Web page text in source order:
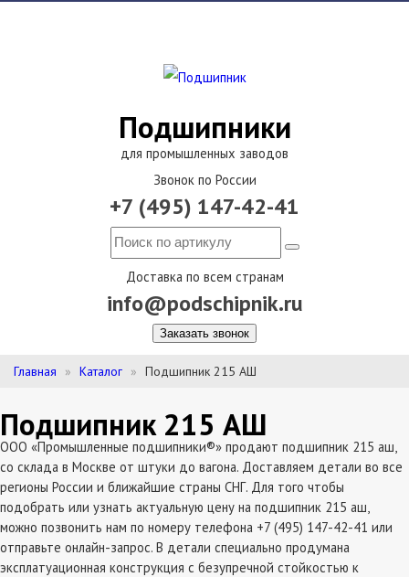
Подшипники
для промышленных заводов
Звонок по России
+7 (495) 147-42-41
Доставка по всем странам
info@podschipnik.ru
Заказать звонок
Главная Каталог Подшипник 215 АШ
Подшипник 215 АШ
ООО «Промышленные подшипники®» продают подшипник 215 аш,
со склада в Москве от штуки до вагона. Доставляем детали во все
регионы России и ближайшие страны СНГ. Для того чтобы
подобрать или узнать актуальную цену на подшипник 215 аш,
можно позвонить нам по номеру телефона +7 (495) 147-42-41 или
отправьте онлайн-запрос. В детали специально продумана
эксплатуационная конструкция с безупречной стойкостью к